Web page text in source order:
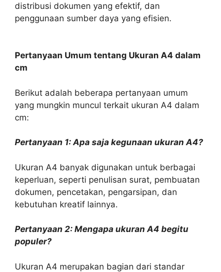
distribusi dokumen yang efektif, dan
penggunaan sumber daya yang efisien.
Pertanyaan Umum tentang Ukuran A4 dalam
cm
Berikut adalah beberapa pertanyaan umum
yang mungkin muncul terkait ukuran A4 dalam
cm:
Pertanyaan 1: Apa saja kegunaan ukuran A4?
Ukuran A4 banyak digunakan untuk berbagai
keperluan, seperti penulisan surat, pembuatan
dokumen, pencetakan, pengarsipan, dan
kebutuhan kreatif lainnya.
Pertanyaan 2: Mengapa ukuran A4 begitu
populer?
Ukuran A4 merupakan bagian dari standar